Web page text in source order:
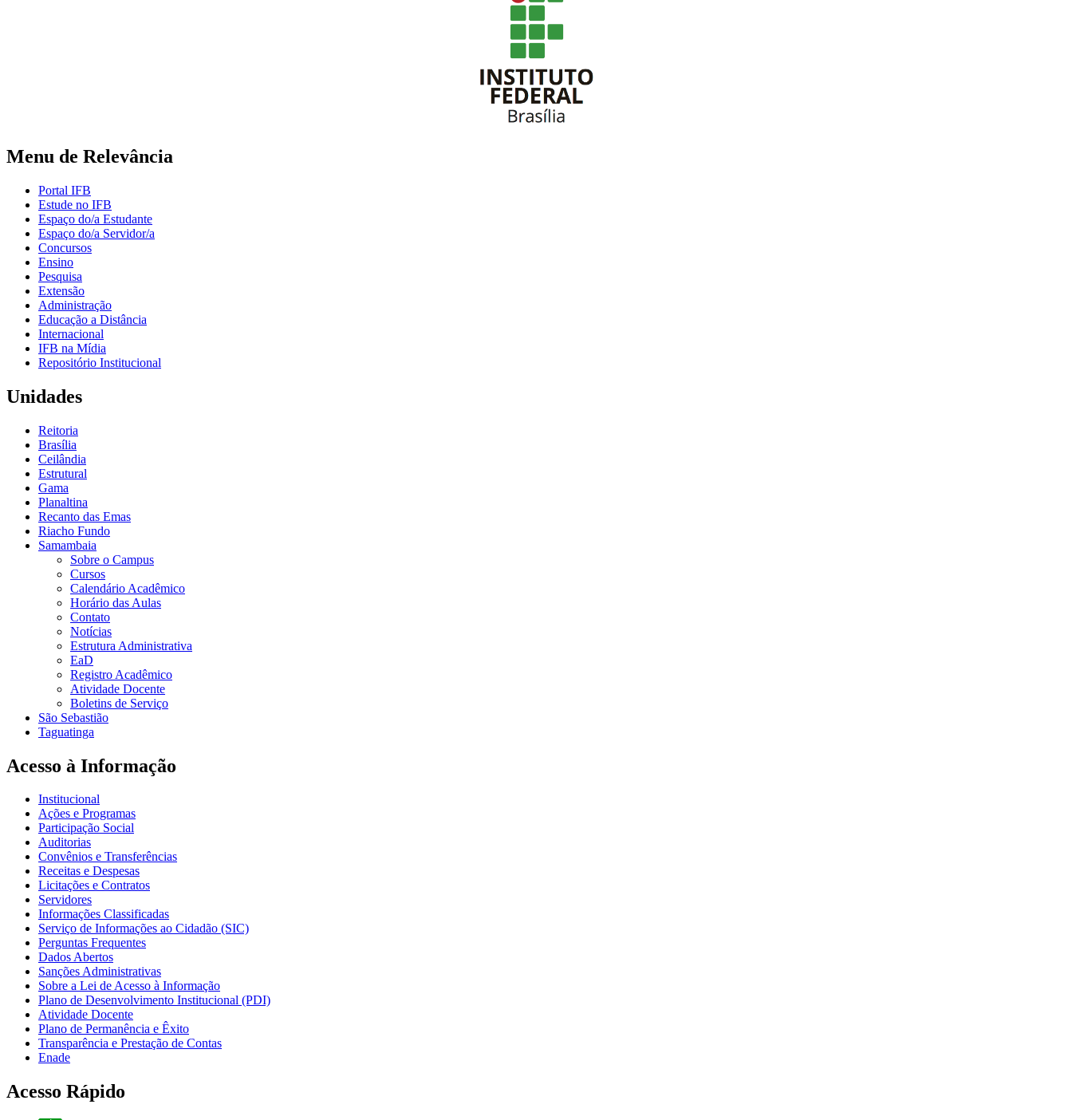
Menu de Relevância
Portal IFB
Estude no IFB
Espaço do/a Estudante
Espaço do/a Servidor/a
Concursos
Ensino
Pesquisa
Extensão
Administração
Educação a Distância
Internacional
IFB na Mídia
Repositório Institucional
Unidades
Reitoria
Brasília
Ceilândia
Estrutural
Gama
Planaltina
Recanto das Emas
Riacho Fundo
Samambaia
Sobre o Campus
Cursos
Calendário Acadêmico
Horário das Aulas
Contato
Notícias
Estrutura Administrativa
EaD
Registro Acadêmico
Atividade Docente
Boletins de Serviço
São Sebastião
Taguatinga
Acesso à Informação
Institucional
Ações e Programas
Participação Social
Auditorias
Convênios e Transferências
Receitas e Despesas
Licitações e Contratos
Servidores
Informações Classificadas
Serviço de Informações ao Cidadão (SIC)
Perguntas Frequentes
Dados Abertos
Sanções Administrativas
Sobre a Lei de Acesso à Informação
Plano de Desenvolvimento Institucional (PDI)
Atividade Docente
Plano de Permanência e Êxito
Transparência e Prestação de Contas
Enade
Acesso Rápido